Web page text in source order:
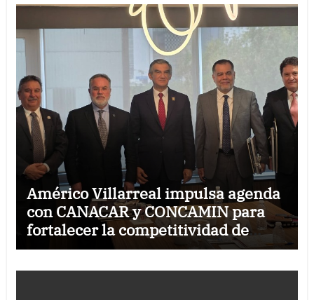
Américo Villarreal impulsa agenda
con CANACAR y CONCAMIN para
fortalecer la competitividad de
Tamaulipas